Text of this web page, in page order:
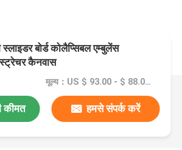
बोर्ड कोलैप्सिबल एम्बुलेंस
कैनवास
मूल्य：US $ 93.00 - $ 88.00/ pcs
कीमत हमसे संपर्क करें